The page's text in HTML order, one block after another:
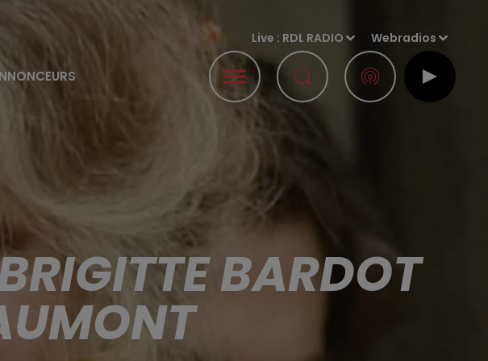
Live : RDL RADIO Webradios
BARDOT